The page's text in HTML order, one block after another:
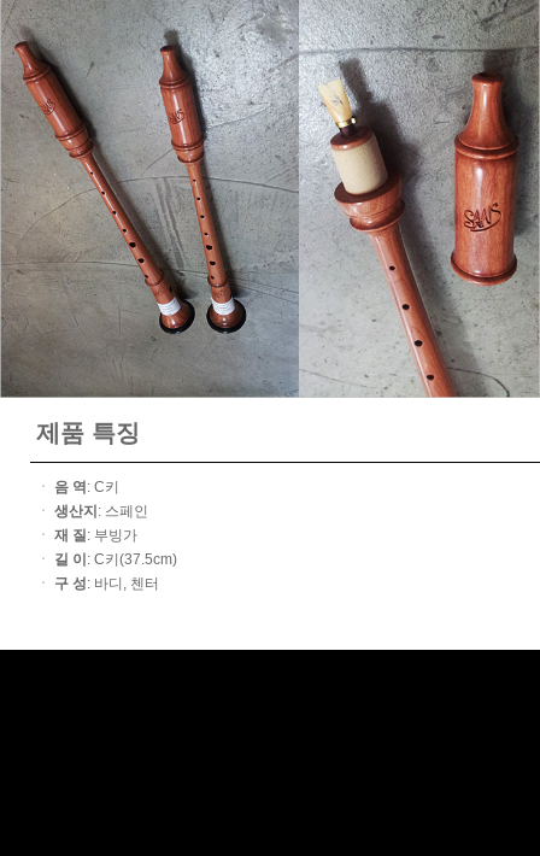
제품 특징
ㆍ 음 역 : C키
ㆍ 생산지 : 스페인
ㆍ 재 질 : 부빙가
ㆍ 길 이 : C키(37.5cm)
ㆍ 구 성: 바디, 첸터